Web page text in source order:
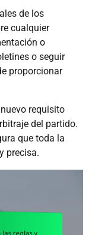
de los
cualquier
o
o seguir
proporcionar
requisito
del partido.
que toda la
precisa.